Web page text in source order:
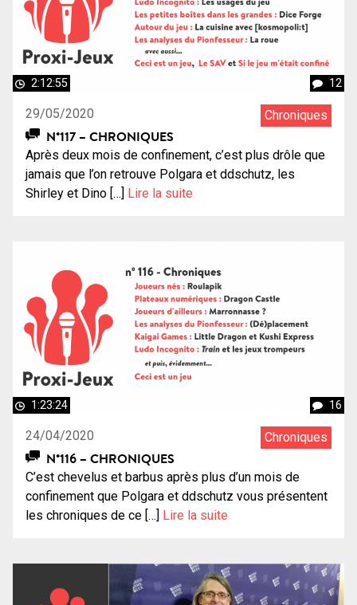
2:12:55 12
29/05/2020 Chroniques
N°117 – CHRONIQUES
Après deux mois de confinement, c’est plus drôle que
jamais que l’on retrouve Polgara et ddschutz, les
Shirley et Dino […]
Lire la suite
1:23:24 16
24/04/2020 Chroniques
N°116 – CHRONIQUES
C’est chevelus et barbus après plus d’un mois de
confinement que Polgara et ddschutz vous présentent
les chroniques de ce […]
Lire la suite